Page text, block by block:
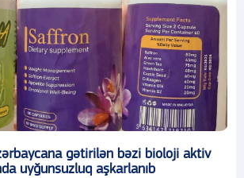
gətirilən bəzi bioloji aktiv
uyğunsuzluq aşkarlanıb